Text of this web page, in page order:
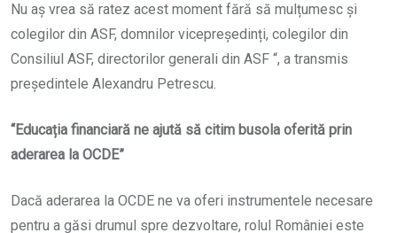
Nu aș vrea să ratez acest moment fără să mulțumesc și
colegilor din ASF, domnilor vicepreședinți, colegilor din
Consiliul ASF, directorilor generali din ASF “, a transmis
președintele Alexandru Petrescu.
“Educația financiară ne ajută să citim busola oferită prin
aderarea la OCDE”
Dacă aderarea la OCDE ne va oferi instrumentele necesare
pentru a găsi drumul spre dezvoltare, rolul României este